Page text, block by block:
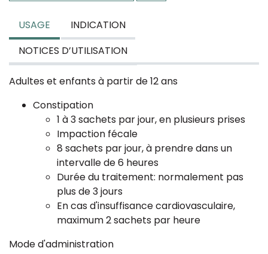
USAGE
INDICATION
NOTICES D’UTILISATION
Adultes et enfants à partir de 12 ans
Constipation
1 à 3 sachets par jour, en plusieurs prises
Impaction fécale
8 sachets par jour, à prendre dans un
intervalle de 6 heures
Durée du traitement: normalement pas
plus de 3 jours
En cas d'insuffisance cardiovasculaire,
maximum 2 sachets par heure
Mode d'administration